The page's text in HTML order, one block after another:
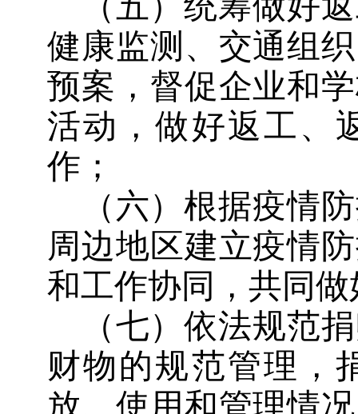
健康监测、交通组
预案，督促企业和
活动，做好返工、
作；
（六）根据疫情
周边地区建立疫情
和工作协同，共同
（七）依法规范
财物的规范管理，
放、使用和管理情